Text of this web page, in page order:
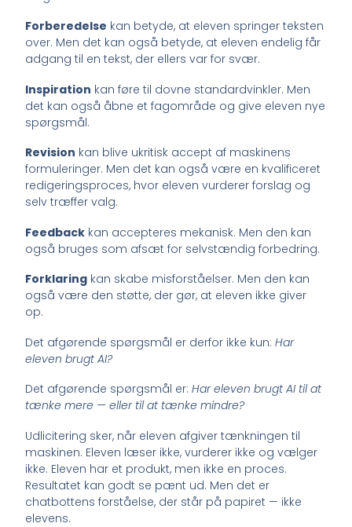
Forberedelse kan betyde, at eleven springer teksten
over. Men det kan også betyde, at eleven endelig får
adgang til en tekst, der ellers var for svær.
Inspiration kan føre til dovne standardvinkler. Men
det kan også åbne et fagområde og give eleven nye
spørgsmål.
Revision kan blive ukritisk accept af maskinens
formuleringer. Men det kan også være en kvalificeret
redigeringsproces, hvor eleven vurderer forslag og
selv træffer valg.
Feedback kan accepteres mekanisk. Men den kan
også bruges som afsæt for selvstændig forbedring.
Forklaring kan skabe misforståelser. Men den kan
også være den støtte, der gør, at eleven ikke giver
op.
Det afgørende spørgsmål er derfor ikke kun:Har
eleven brugt AI?
Det afgørende spørgsmål er:Har eleven brugt AI til at
tænke mere — eller til at tænke mindre?
Udlicitering sker, når eleven afgiver tænkningen til
maskinen. Eleven læser ikke, vurderer ikke og vælger
ikke. Eleven har et produkt, men ikke en proces.
Resultatet kan godt se pænt ud. Men det er
chatbottens forståelse, der står på papiret — ikke
elevens.